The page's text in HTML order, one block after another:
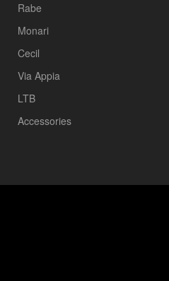
Rabe
Monari
Cecil
Via Appia
LTB
Accessories